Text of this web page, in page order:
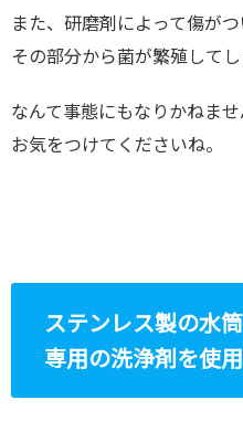
また、研磨剤によって傷がつ
その部分から菌が繁殖してし
なんて事態にもなりかねませ
お気をつけてくださいね。
ステンレス製の水
専用の洗浄剤を使